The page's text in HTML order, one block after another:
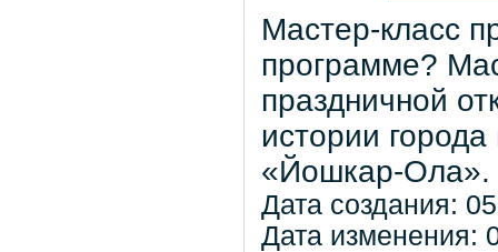
Мастер-класс
программе?
праздничной
истории
«Йошкар-Ола».
Дата создания:
Дата изменения: